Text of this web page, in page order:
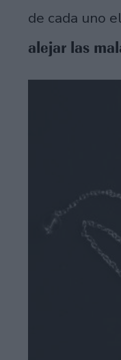
de cada uno
alejar las